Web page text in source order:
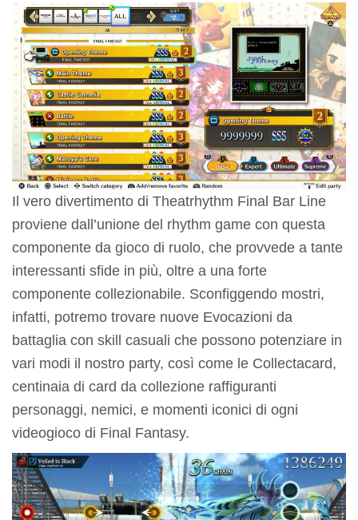
Il vero divertimento di Theatrhythm Final Bar Line
proviene dall’unione del rhythm game con questa
componente da gioco di ruolo, che provvede a tante
interessanti sfide in più, oltre a una forte
componente collezionabile. Sconfiggendo mostri,
infatti, potremo trovare nuove Evocazioni da
battaglia con skill casuali che possono potenziare in
vari modi il nostro party, così come le Collectacard,
centinaia di card da collezione raffiguranti
personaggi, nemici, e momenti iconici di ogni
videogioco di Final Fantasy.